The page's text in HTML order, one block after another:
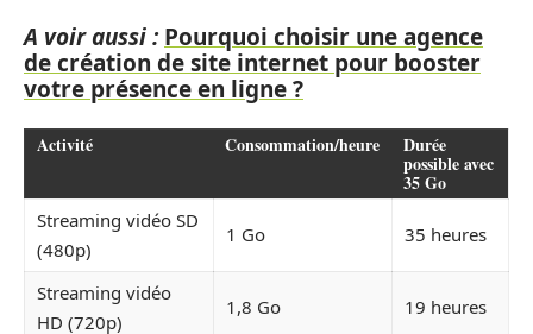
A voir aussi : Pourquoi choisir une agence
de création de site internet pour booster
votre présence en ligne ?
Activité Consommation/heure Durée
possible avec
35 Go
Streaming vidéo SD
(480p)
1 Go 35 heures
Streaming vidéo
HD (720p)
1,8 Go 19 heures